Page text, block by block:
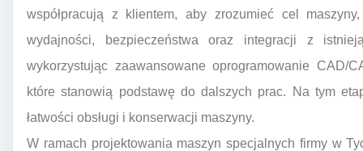
współpracują z klientem, aby zrozumieć cel
wydajności, bezpieczeństwa oraz integracji z
wykorzystując zaawansowane oprogramowanie CAD/
które stanowią podstawę do dalszych prac. Na tym
łatwości obsługi i konserwacji maszyny.
W ramach projektowania maszyn specjalnych firmy w